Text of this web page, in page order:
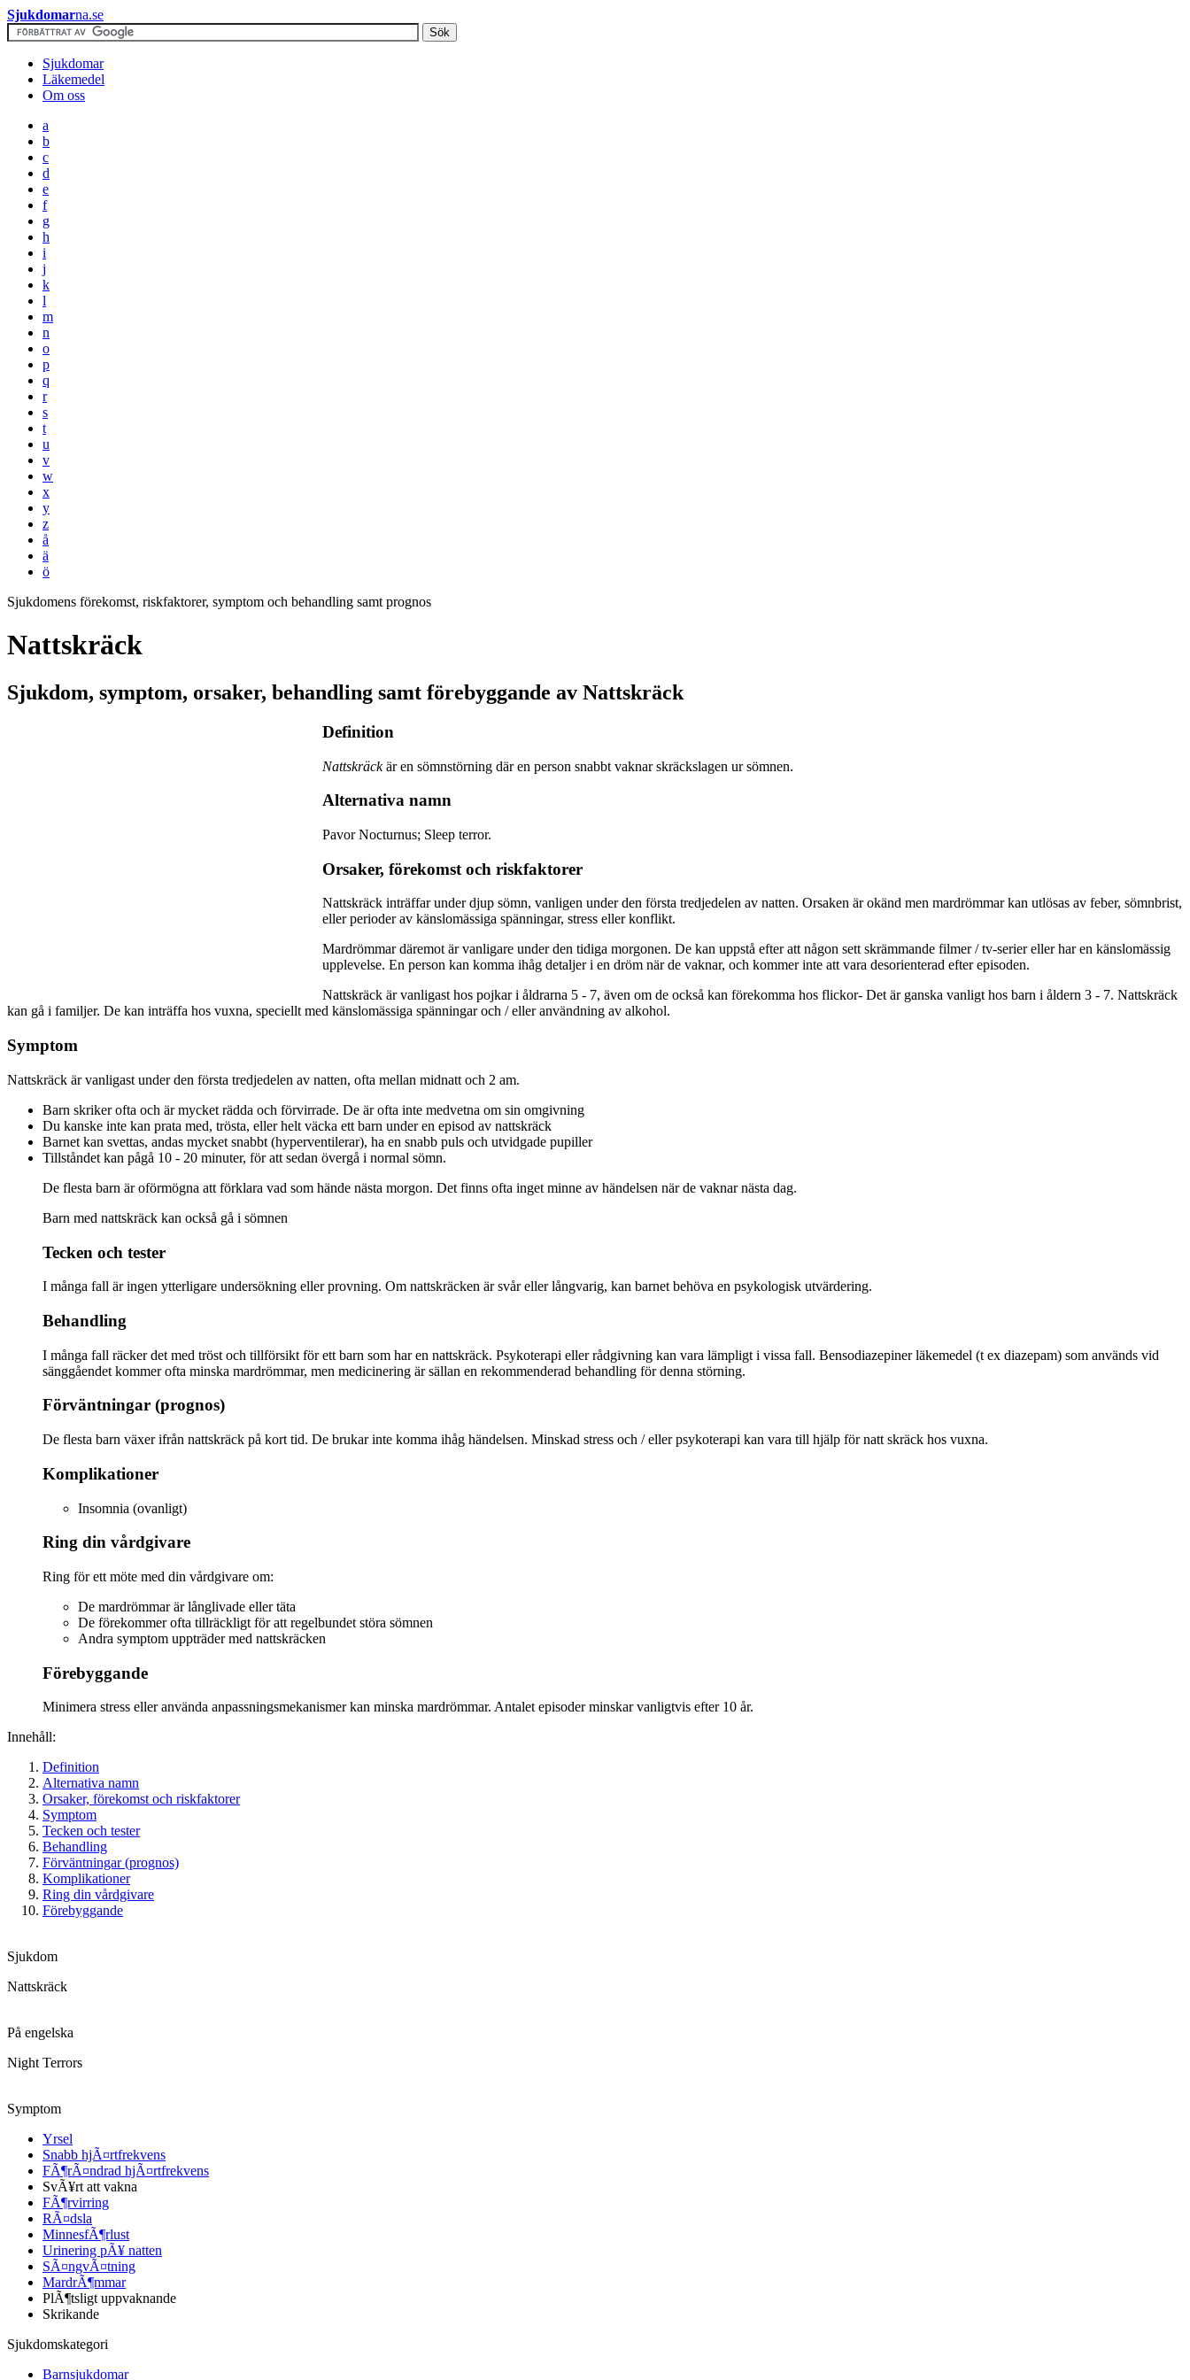
Sjukdomarna.se
Sjukdomar
Läkemedel
Om oss
a
b
c
d
e
f
g
h
i
j
k
l
m
n
o
p
q
r
s
t
u
v
w
x
y
z
å
ä
ö
Sjukdomens förekomst, riskfaktorer, symptom och behandling samt prognos
Nattskräck
Sjukdom, symptom, orsaker, behandling samt förebyggande av Nattskräck
Definition
Nattskräckär en sömnstörning där en person snabbt vaknar skräckslagen ur sömnen.
Alternativa namn
Pavor Nocturnus; Sleep terror.
Orsaker, förekomst och riskfaktorer
Nattskräck inträffar under djup sömn, vanligen under den första tredjedelen av natten. Orsaken är okänd men mardrömmar kan utlösas av feber, sömnbrist,
eller perioder av känslomässiga spänningar, stress eller konflikt.
Mardrömmar däremot är vanligare under den tidiga morgonen. De kan uppstå efter att någon sett skrämmande filmer / tv-serier eller har en känslomässig
upplevelse. En person kan komma ihåg detaljer i en dröm när de vaknar, och kommer inte att vara desorienterad efter episoden.
Nattskräck är vanligast hos pojkar i åldrarna 5 - 7, även om de också kan förekomma hos flickor- Det är ganska vanligt hos barn i åldern 3 - 7. Nattskräck
kan gå i familjer. De kan inträffa hos vuxna, speciellt med känslomässiga spänningar och / eller användning av alkohol.
Symptom
Nattskräck är vanligast under den första tredjedelen av natten, ofta mellan midnatt och 2 am.
Barn skriker ofta och är mycket rädda och förvirrade. De är ofta inte medvetna om sin omgivning
Du kanske inte kan prata med, trösta, eller helt väcka ett barn under en episod av nattskräck
Barnet kan svettas, andas mycket snabbt (hyperventilerar), ha en snabb puls och utvidgade pupiller
Tillståndet kan pågå 10 - 20 minuter, för att sedan övergå i normal sömn.
De flesta barn är oförmögna att förklara vad som hände nästa morgon. Det finns ofta inget minne av händelsen när de vaknar nästa dag.
Barn med nattskräck kan också gå i sömnen
Tecken och tester
I många fall är ingen ytterligare undersökning eller provning. Om nattskräcken är svår eller långvarig, kan barnet behöva en psykologisk utvärdering.
Behandling
I många fall räcker det med tröst och tillförsikt för ett barn som har en nattskräck. Psykoterapi eller rådgivning kan vara lämpligt i vissa fall. Bensodiazepiner läkemedel (t ex diazepam) som används vid
sänggåendet kommer ofta minska mardrömmar, men medicinering är sällan en rekommenderad behandling för denna störning.
Förväntningar (prognos)
De flesta barn växer ifrån nattskräck på kort tid. De brukar inte komma ihåg händelsen. Minskad stress och / eller psykoterapi kan vara till hjälp för natt skräck hos vuxna.
Komplikationer
Insomnia (ovanligt)
Ring din vårdgivare
Ring för ett möte med din vårdgivare om:
De mardrömmar är långlivade eller täta
De förekommer ofta tillräckligt för att regelbundet störa sömnen
Andra symptom uppträder med nattskräcken
Förebyggande
Minimera stress eller använda anpassningsmekanismer kan minska mardrömmar. Antalet episoder minskar vanligtvis efter 10 år.
Innehåll:
Definition
Alternativa namn
Orsaker, förekomst och riskfaktorer
Symptom
Tecken och tester
Behandling
Förväntningar (prognos)
Komplikationer
Ring din vårdgivare
Förebyggande
Sjukdom
Nattskräck
På engelska
Night Terrors
Symptom
Yrsel
Snabb hjÃ¤rtfrekvens
FÃ¶rÃ¤ndrad hjÃ¤rtfrekvens
SvÃ¥rt att vakna
FÃ¶rvirring
RÃ¤dsla
MinnesfÃ¶rlust
Urinering pÃ¥ natten
SÃ¤ngvÃ¤tning
MardrÃ¶mmar
PlÃ¶tsligt uppvaknande
Skrikande
Sjukdomskategori
Barnsjukdomar